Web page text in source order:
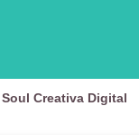
Soul Creativa Digital